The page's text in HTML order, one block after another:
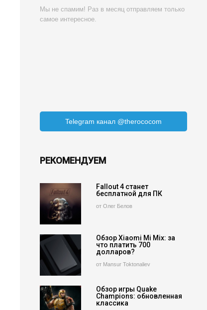
Мы не спамим! Раз в месяц отправляем только
самое интересное.
Telegram канал @therococom
РЕКОМЕНДУЕМ
Fallout 4 станет
бесплатной для ПК
от Олег Белов
Обзор Xiaomi Mi Mix: за
что платить 700
долларов?
от Mansur Toktonaliev
Обзор игры Quake
Champions: обновленная
классика